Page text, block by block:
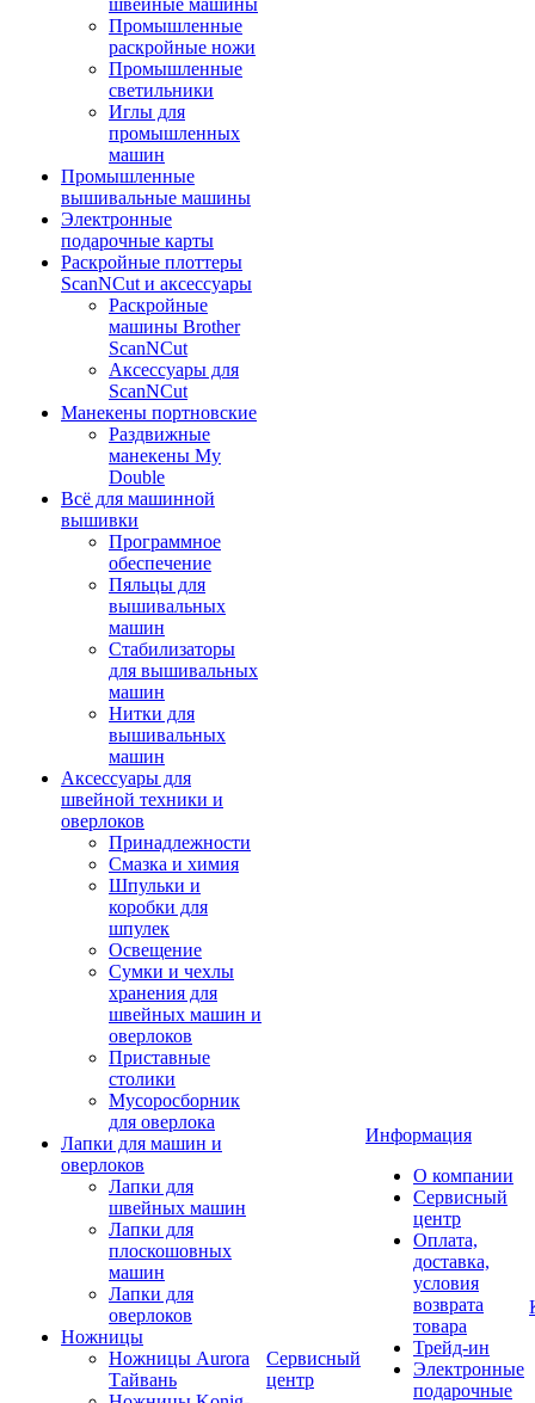
швейные машины
Промышленные
раскройные ножи
Промышленные
светильники
Иглы для
промышленных
машин
Промышленные
вышивальные машины
Электронные
подарочные карты
Раскройные плоттеры
ScanNCut и аксессуары
Раскройные
машины Brother
ScanNCut
Аксессуары для
ScanNCut
Манекены портновские
Раздвижные
манекены My
Double
Всё для машинной
вышивки
Программное
обеспечение
Пяльцы для
вышивальных
машин
Стабилизаторы
для вышивальных
машин
Нитки для
вышивальных
машин
Аксессуары для
швейной техники и
оверлоков
Принадлежности
Смазка и химия
Шпульки и
коробки для
шпулек
Освещение
Сумки и чехлы
хранения для
швейных машин и
оверлоков
Приставные
столики
Мусоросборник
для оверлока
Лапки для машин и
оверлоков
Лапки для
швейных машин
Лапки для
плоскошовных
машин
Лапки для
оверлоков
Ножницы
Ножницы Aurora
Тайвань
Сервисный
центр
Информация
О компании
Сервисный
центр
Оплата,
доставка,
условия
возврата
товара
Трейд-ин
Электронные
подарочные